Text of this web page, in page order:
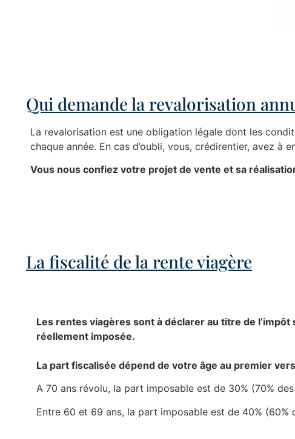
Qui demande la revalorisation
La revalorisation est une obligation légale dont les
chaque année. En cas d’oubli, vous, crédirentier, avez à
Vous nous confiez votre projet de vente et sa
La fiscalité de la rente viagère
Les rentes viagères sont à déclarer au titre de l’impôt
réellement imposée.
La part fiscalisée dépend de votre âge au premier
A 70 ans révolu, la part imposable est de 30% (70%
Entre 60 et 69 ans, la part imposable est de 40% (60%